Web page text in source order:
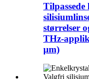
størrelser
THz-
µm)